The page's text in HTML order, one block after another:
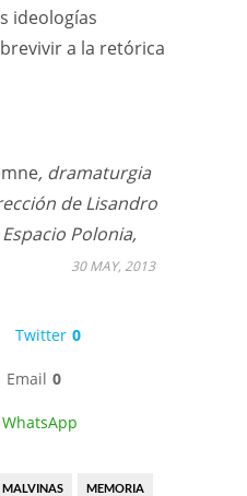
ideologías
a la retórica
, dramaturgia
de Lisandro
Polonia,
Twitter 0
Email 0
WhatsApp
30 MAY, 2013
MALVINAS MEMORIA